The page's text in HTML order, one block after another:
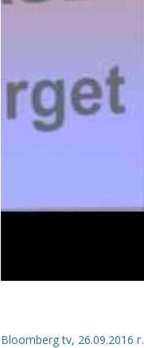
Bloomberg tv, 26.09.2016 г.